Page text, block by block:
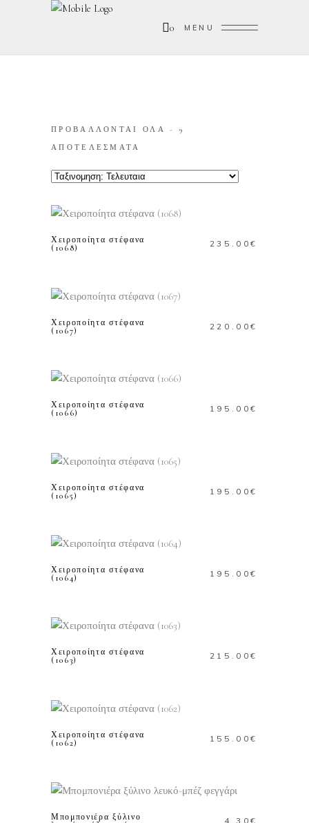
0 MENU
ΠΡΟΒΑΛΛΟΝΤΑΙ ΟΛΑ - 9
ΑΠΟΤΕΛΕΣΜΑΤΑ
LATEST
Χειροποίητα στέφανα
(1068)
235.00€
Χειροποίητα στέφανα
(1067)
220.00€
Χειροποίητα στέφανα
(1066)
195.00€
Χειροποίητα στέφανα
(1065)
195.00€
Χειροποίητα στέφανα
(1064)
195.00€
Χειροποίητα στέφανα
(1063)
215.00€
Χειροποίητα στέφανα
(1062)
155.00€
Μπομπονιέρα ξύλινο
4.30€